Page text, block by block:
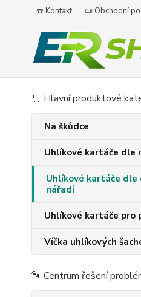
☎️ Kontakt 📜 Obchodní
🛒 Hlavní produktové
Na škůdce
Uhlíkové kartáče dle
Uhlíkové kartáče
nářadí
Uhlíkové kartáče pro
Víčka uhlíkových
🐾 Centrum řešení